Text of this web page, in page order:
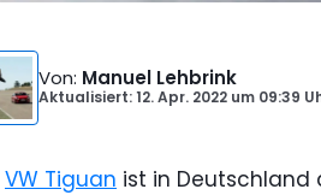
Von: Manuel Lehbrink
Aktualisiert: 12. Apr. 2022 um 09:39
VW Tiguan ist in Deutschland